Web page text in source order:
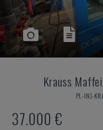
Krauss Maffei
PL-INJ-
37.000 €